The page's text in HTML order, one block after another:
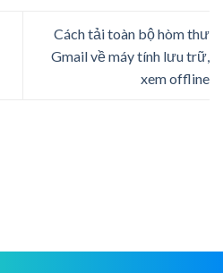
Cách tải toàn bộ hòm thư
Gmail về máy tính lưu trữ,
xem offline